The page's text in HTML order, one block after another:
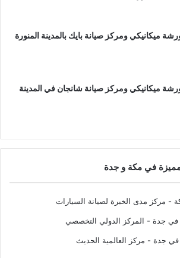
ميكانيكي ومركز صيانة بايك بالمدينة المنورة
ميكانيكي ومركز صيانة شانجان في المدينة
في مكة و جدة
- مركز مدى الخبرة لصيانة السيارات
في جدة - المركز الدولي التخصصي
في جدة - مركز العالمية الحديث